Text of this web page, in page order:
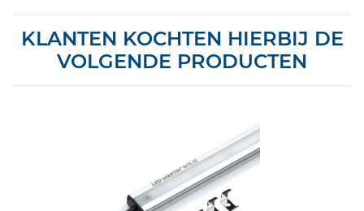
KLANTEN KOCHTEN HIERBIJ DE
VOLGENDE PRODUCTEN